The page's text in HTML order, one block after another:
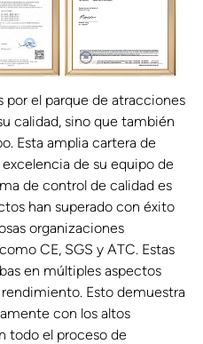
el parque de atracciones
calidad, sino que también
Esta amplia cartera de
de su equipo de
de control de calidad es
han superado con éxito
organizaciones
CE, SGS y ATC. Estas
en múltiples aspectos
Esto demuestra
con los altos
todo el proceso de